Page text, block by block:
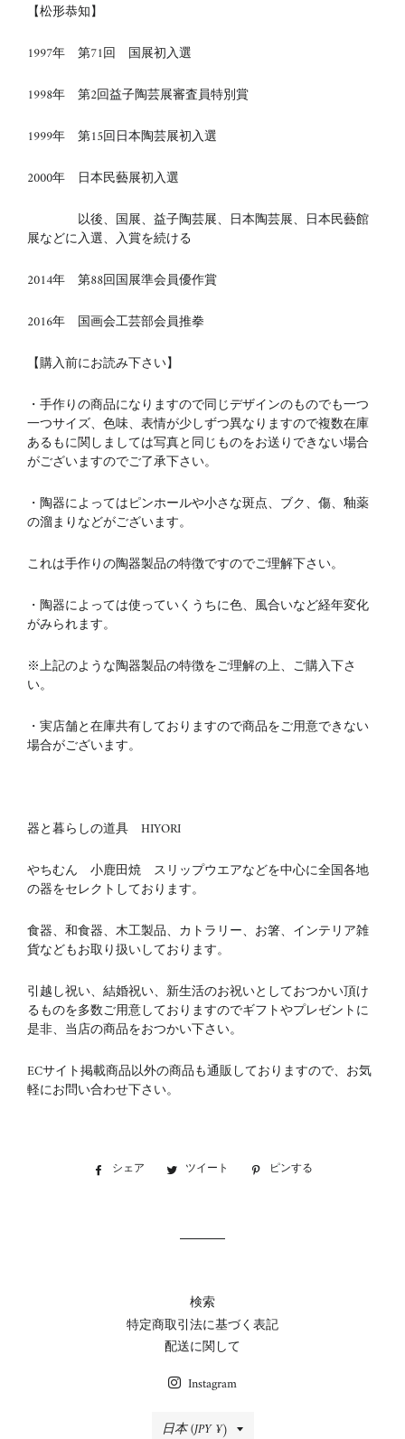
【松形恭知】
1997年 第71回 国展初入選
1998年 第2回益子陶芸展審査員特別賞
1999年 第15回日本陶芸展初入選
2000年 日本民藝展初入選
以後、国展、益子陶芸展、日本陶芸展、日本民藝館
展などに入選、入賞を続ける
2014年 第88回国展準会員優作賞
2016年 国画会工芸部会員推拳
【購入前にお読み下さい】
・手作りの商品になりますので同じデザインのものでも一つ
一つサイズ、色味、表情が少しずつ異なりますので複数在庫
あるもに関しましては写真と同じものをお送りできない場合
がございますのでご了承下さい。
・陶器によってはピンホールや小さな斑点、ブク、傷、釉薬
の溜まりなどがございます。
これは手作りの陶器製品の特徴ですのでご理解下さい。
・陶器によっては使っていくうちに色、風合いなど経年変化
がみられます。
※上記のような陶器製品の特徴をご理解の上、ご購入下さ
い。
・実店舗と在庫共有しておりますので商品をご用意できない
場合がございます。
器と暮らしの道具 HIYORI
やちむん 小鹿田焼 スリップウエアなどを中心に全国各地
の器をセレクトしております。
食器、和食器、木工製品、カトラリー、お箸、インテリア雑
貨などもお取り扱いしております。
引越し祝い、結婚祝い、新生活のお祝いとしておつかい頂け
るものを多数ご用意しておりますのでギフトやプレゼントに
是非、当店の商品をおつかい下さい。
ECサイト掲載商品以外の商品も通販しておりますので、お気
軽にお問い合わせ下さい。
シェア
Facebookツイート
Twitter ピンする
検索
特定商取引法に基づく表記
配送に関して
Instagram
国/
日本 (JPY ¥)